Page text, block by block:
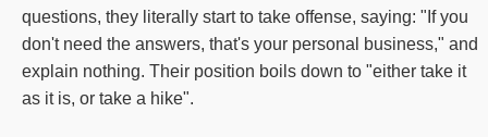
questions, they literally start to take offense, saying: "If you
don't need the answers, that's your personal business," and
explain nothing. Their position boils down to "either take it
as it is, or take a hike".